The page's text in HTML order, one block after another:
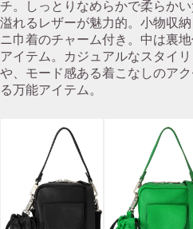
チ。しっとりなめらかで柔らか
溢れるレザーが魅力的。小物収
ニ巾着のチャーム付き。中は裏
アイテム。カジュアルなスタイ
や、モード感ある着こなしのア
る万能アイテム。